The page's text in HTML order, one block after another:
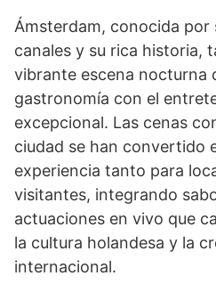
Ámsterdam, conocida por
canales y su rica historia,
vibrante escena nocturna
gastronomía con el
excepcional. Las cenas
ciudad se han convertido
experiencia tanto para
visitantes, integrando
actuaciones en vivo que
la cultura holandesa y la
internacional.